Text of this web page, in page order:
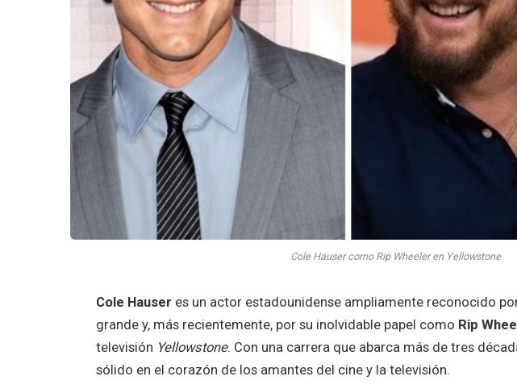
Cole Hauser como Rip Wheeler en Yellowstone
Cole Hauser es un actor estadounidense ampliamente reconocido
grande y, más recientemente, por su inolvidable papel como Rip
televisión Yellowstone. Con una carrera que abarca más de tres
sólido en el corazón de los amantes del cine y la televisión.